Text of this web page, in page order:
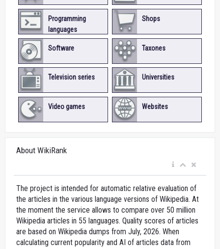
Programming
languages
Shops
Software Taxones
Television series Universities
Video games Websites
About WikiRank
The project is intended for automatic relative evaluation of
the articles in the various language versions of Wikipedia. At
the moment the service allows to compare over 50 million
Wikipedia articles in 55 languages. Quality scores of articles
are based on Wikipedia dumps from July, 2026. When
calculating current popularity and AI of articles data from